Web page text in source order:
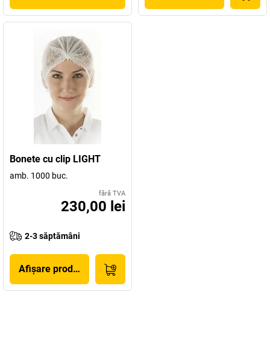
Bonete cu clip LIGHT
amb. 1000 buc.
fără TVA
230,00 lei
2-3 săptămâni
Afișare produs